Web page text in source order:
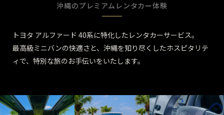
沖縄のプレミアムレンタカー体験
トヨタ アルファード 40系に特化したレンタカーサービス。
最高級ミニバンの快適さと、沖縄を知り尽くしたホスピタリテ
ィで、特別な旅のお手伝いをいたします。